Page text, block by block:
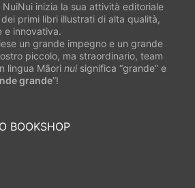
NuiNui inizia la sua attività editoriale
primi libri illustrati di alta qualità,
e innovativa.
un grande impegno e un grande
piccolo, ma straordinario, team
lingua Māori nuisignifica “grande” e
grande”!
BOOKSHOP